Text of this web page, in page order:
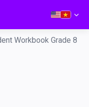
Workbook Grade 8